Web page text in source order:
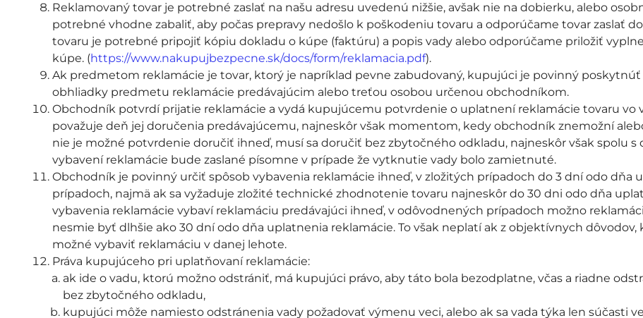
Reklamovaný tovar je potrebné zaslať na našu adresu uvedenú nižšie, avšak nie na dobierku, alebo
potrebné vhodne zabaliť, aby počas prepravy nedošlo k poškodeniu tovaru a odporúčame tovar zaslať
tovaru je potrebné pripojiť kópiu dokladu o kúpe (faktúru) a popis vady alebo odporúčame priložiť
kúpe. (https://www.nakupujbezpecne.sk/docs/form/reklamacia.pdf).
Ak predmetom reklamácie je tovar, ktorý je napríklad pevne zabudovaný, kupujúci je povinný
obhliadky predmetu reklamácie predávajúcim alebo treťou osobou určenou obchodníkom.
Obchodník potvrdí prijatie reklamácie a vydá kupujúcemu potvrdenie o uplatnení reklamácie tovaru vo
považuje deň jej doručenia predávajúcemu, najneskôr však momentom, kedy obchodník znemožní
nie je možné potvrdenie doručiť ihneď, musí sa doručiť bez zbytočného odkladu, najneskôr však spolu
vybavení reklamácie bude zaslané písomne v prípade že vytknutie vady bolo zamietnuté.
Obchodník je povinný určiť spôsob vybavenia reklamácie ihneď, v zložitých prípadoch do 3 dní odo dňa
prípadoch, najmä ak sa vyžaduje zložité technické zhodnotenie tovaru najneskôr do 30 dni odo dňa
vybavenia reklamácie vybaví reklamáciu predávajúci ihneď, v odôvodnených prípadoch možno
nesmie byť dlhšie ako 30 dní odo dňa uplatnenia reklamácie. To však neplatí ak z objektívnych
možné vybaviť reklamáciu v danej lehote.
Práva kupujúceho pri uplatňovaní reklamácie:
ak ide o vadu, ktorú možno odstrániť, má kupujúci právo, aby táto bola bezodplatne, včas a riadne
bez zbytočného odkladu,
kupujúci môže namiesto odstránenia vady požadovať výmenu veci, alebo ak sa vada týka len súčasti